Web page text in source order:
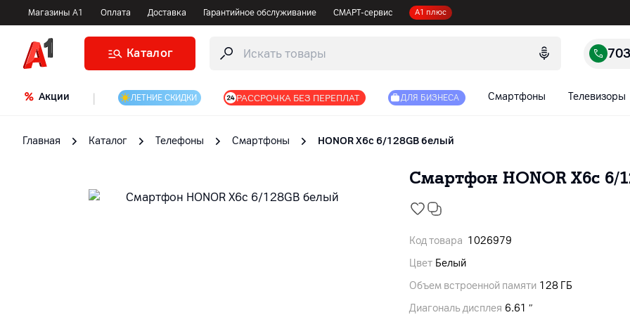
Магазины А1 Оплата Доставка Гарантийное обслуживание СМАРТ-сервис А1 плюс
Каталог
Акции ЛЕТНИЕ СКИДКИ РАССРОЧКА БЕЗ ПЕРЕПЛАТ ДЛЯ БИЗНЕСА Смартфоны Телевизоры
Главная Каталог Телефоны Смартфоны HONOR X6c 6/128GB белый
Смартфон HONOR X6c 6/
Код товара 1026979
Цвет Белый
Объем встроенной памяти 128 ГБ
Диагональ дисплея 6.61 ″